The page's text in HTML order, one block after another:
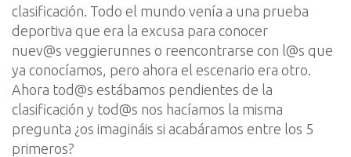
clasificación. Todo el mundo venía a una prueba
deportiva que era la excusa para conocer
nuev@s veggierunnes o reencontrarse con l@s que
ya conocíamos, pero ahora el escenario era otro.
Ahora tod@s estábamos pendientes de la
clasificación y tod@s nos hacíamos la misma
pregunta ¿os imagináis si acabáramos entre los 5
primeros?